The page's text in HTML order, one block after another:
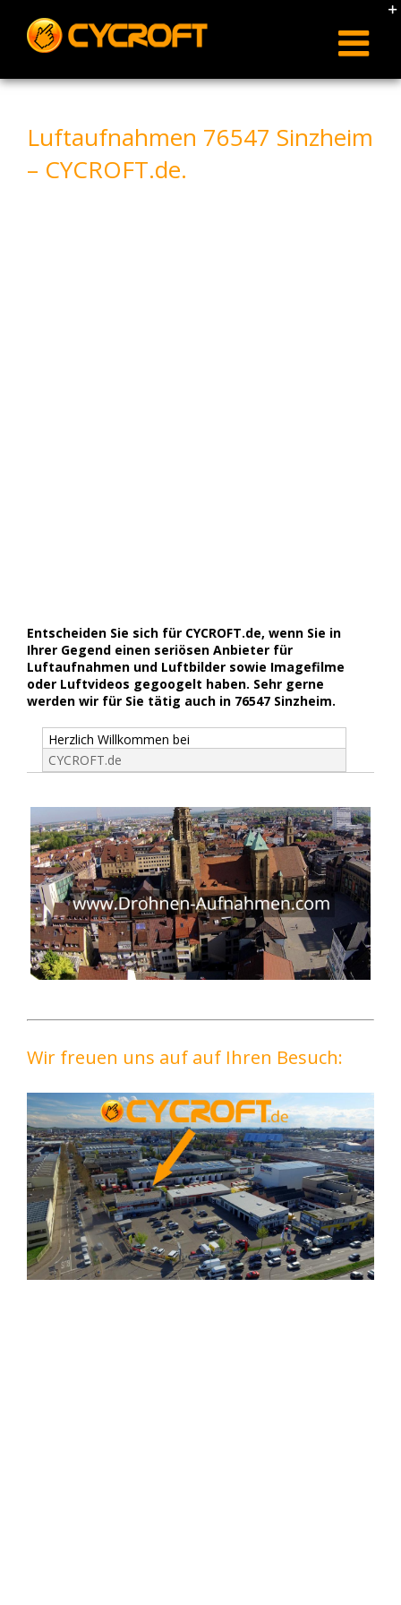
content
Luftaufnahmen 76547 Sinzheim
– CYCROFT.de.
Entscheiden Sie sich für CYCROFT.de, wenn Sie in
Ihrer Gegend einen seriösen Anbieter für
Luftaufnahmen und Luftbilder sowie Imagefilme
oder Luftvideos gegoogelt haben. Sehr gerne
werden wir für Sie tätig auch in 76547 Sinzheim.
Herzlich Willkommen bei
CYCROFT.de
Wir freuen uns auf auf Ihren Besuch: